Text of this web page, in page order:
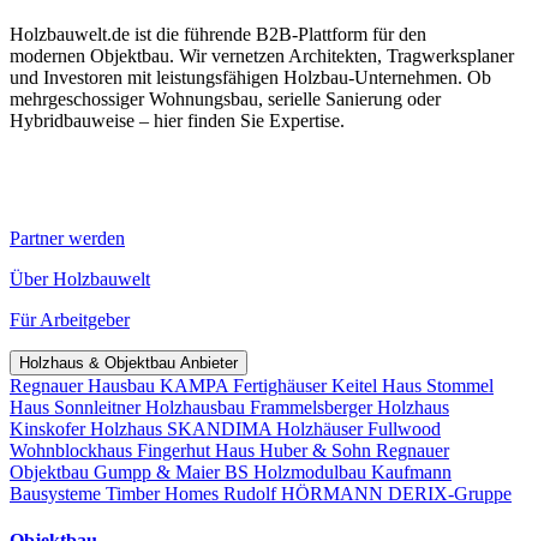
Holzbauwelt.de ist die führende B2B-Plattform für den
modernen Objektbau. Wir vernetzen Architekten, Tragwerksplaner
und Investoren mit leistungsfähigen Holzbau-Unternehmen. Ob
mehrgeschossiger Wohnungsbau, serielle Sanierung oder
Hybridbauweise – hier finden Sie Expertise.
Partner werden
Über Holzbauwelt
Für Arbeitgeber
Holzhaus & Objektbau Anbieter
Regnauer Hausbau KAMPA FertighäuserKeitel Haus Stommel
Haus Sonnleitner Holzhausbau Frammelsberger Holzhaus
Kinskofer Holzhaus SKANDIMA HolzhäuserFullwood
Wohnblockhaus Fingerhut Haus Huber & Sohn Regnauer
Objektbau Gumpp & MaierBS Holzmodulbau Kaufmann
Bausysteme Timber Homes Rudolf HÖRMANN DERIX-Gruppe